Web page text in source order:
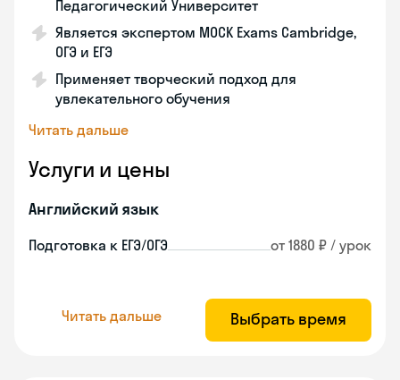
Педагогический Университет
Является экспертом MOCK Exams Cambridge,
ОГЭ и ЕГЭ
Применяет творческий подход для
увлекательного обучения
Читать дальше
Услуги и цены
Английский язык
Подготовка к ЕГЭ/ОГЭ от 1880 ₽ / урок
Читать дальше Выбрать время